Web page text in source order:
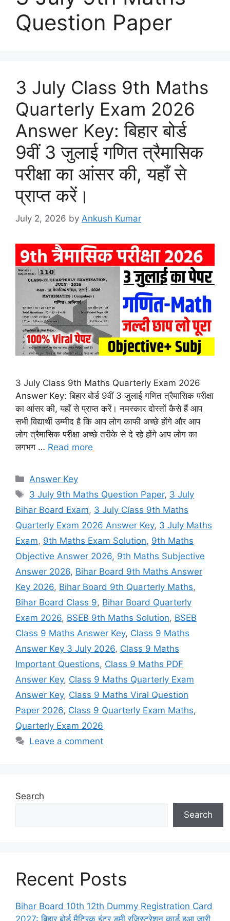
Question Paper
3 July Class 9th Maths
Quarterly Exam 2026
Answer Key: बिहार बोर्ड
9वीं 3 जुलाई गणित त्रैमासिक
परीक्षा का आंसर की, यहाँ से
प्राप्त करें।
July 2, 2026 by Ankush Kumar
3 July Class 9th Maths Quarterly Exam 2026
Answer Key: बिहार बोर्ड 9वीं 3 जुलाई गणित त्रैमासिक परीक्षा
का आंसर की, यहाँ से प्राप्त करें। नमस्कार दोस्तों कैसे हैं आप
सभी विद्यार्थी उम्मीद है कि आप लोग काफी अच्छे होंगे और आप
लोग त्रैमासिक परीक्षा अच्छे तरीके से दे रहे होंगे आप लोग का
लगभग … Read more
Categories
Answer Key
Tags
3 July 9th Maths Question Paper, 3 July
Bihar Board Exam, 3 July Class 9th Maths
Quarterly Exam 2026 Answer Key, 3 July Maths
Exam, 9th Maths Exam Solution, 9th Maths
Objective Answer 2026, 9th Maths Subjective
Answer 2026, Bihar Board 9th Maths Answer
Key 2026, Bihar Board 9th Quarterly Maths,
Bihar Board Class 9, Bihar Board Quarterly
Exam 2026, BSEB 9th Maths Solution, BSEB
Class 9 Maths Answer Key, Class 9 Maths
Answer Key 3 July 2026, Class 9 Maths
Important Questions, Class 9 Maths PDF
Answer Key, Class 9 Maths Quarterly Exam
Answer Key, Class 9 Maths Viral Question
Paper 2026, Class 9 Quarterly Exam Maths,
Quarterly Exam 2026
Leave a comment
Search
Search
Recent Posts
Bihar Board 10th 12th Dummy Registration Card
2027: बिहार बोर्ड मैट्रिक इंटर डमी रजिस्ट्रेशन कार्ड हुआ जारी,